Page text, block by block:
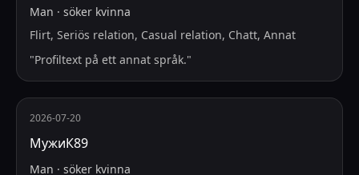
Man · söker kvinna
Flirt, Seriös relation, Casual relation, Chatt, Annat
"Profiltext på ett annat språk."
2026-07-20
МужиК89
Man · söker kvinna